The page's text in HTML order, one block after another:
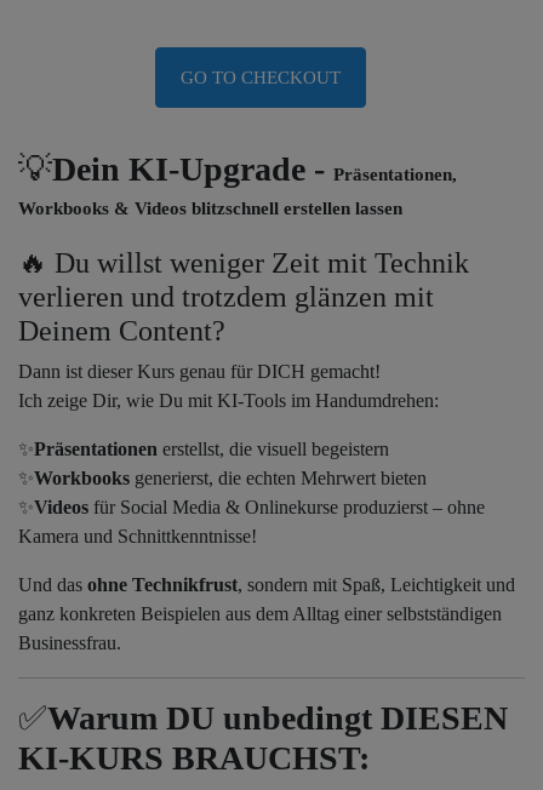
GO TO CHECKOUT
💡Dein KI-Upgrade - Präsentationen,
Workbooks & Videos blitzschnell erstellen lassen
🔥 Du willst weniger Zeit mit Technik
verlieren und trotzdem glänzen mit
Deinem Content?
Dann ist dieser Kurs genau für DICH gemacht!
Ich zeige Dir, wie Du mit KI-Tools im Handumdrehen:
✨Präsentationen erstellst, die visuell begeistern
✨Workbooks generierst, die echten Mehrwert bieten
✨Videos für Social Media & Onlinekurse produzierst – ohne
Kamera und Schnittkenntnisse!
Und das ohne Technikfrust, sondern mit Spaß, Leichtigkeit und
ganz konkreten Beispielen aus dem Alltag einer selbstständigen
Businessfrau.
✅Warum DU unbedingt DIESEN
KI-KURS BRAUCHST: